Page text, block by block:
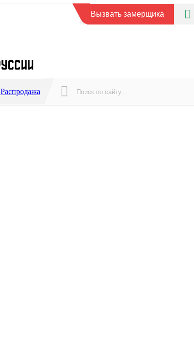
Вызвать замерщика
Распродажа